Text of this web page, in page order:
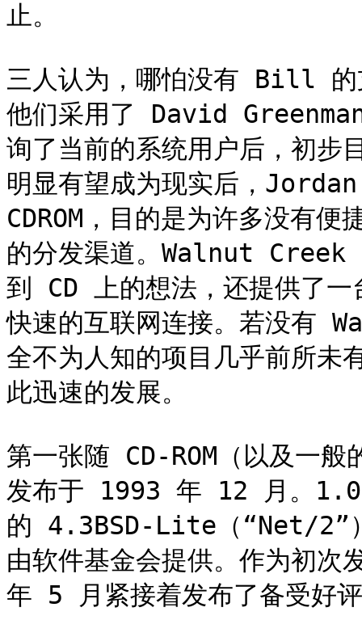
止。
三人认为，哪怕没有 Bill 的
他们采用了 David
询了当前的系统用户后，初
明显有望成为现实后，
CDROM，目的是为许多没有
的分发渠道。Walnut Creek
到 CD 上的想法，还提供了
快速的互联网连接。若没有
全不为人知的项目几乎前所未
此迅速的发展。
第一张随 CD-ROM（以及一
发布于 1993 年 12 月。1.0
的 4.3BSD-Lite（“Net/2”
由软件基金会提供。作为初
年 5 月紧接着发布了备受好